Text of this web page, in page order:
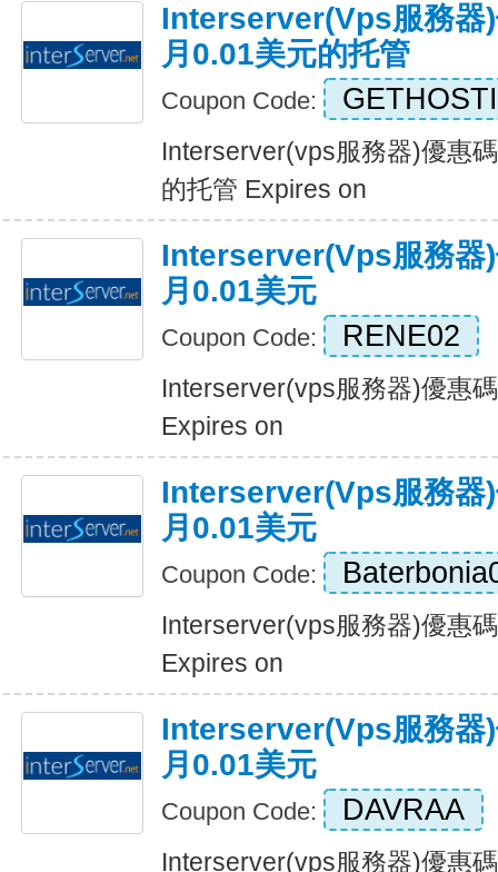
Interserver(vps服務器
月0.01美元的托管
Coupon Code:
Interserver(vps服務器)優惠
的托管 Expires on
Interserver(vps服務器
月0.01美元
Coupon Code: RENE02
Interserver(vps服務器)優惠
Expires on
Interserver(vps服務器
月0.01美元
Coupon Code:
Interserver(vps服務器)優惠
Expires on
Interserver(vps服務器
月0.01美元
Coupon Code: DAVRAA
Interserver(vps服務器)優惠